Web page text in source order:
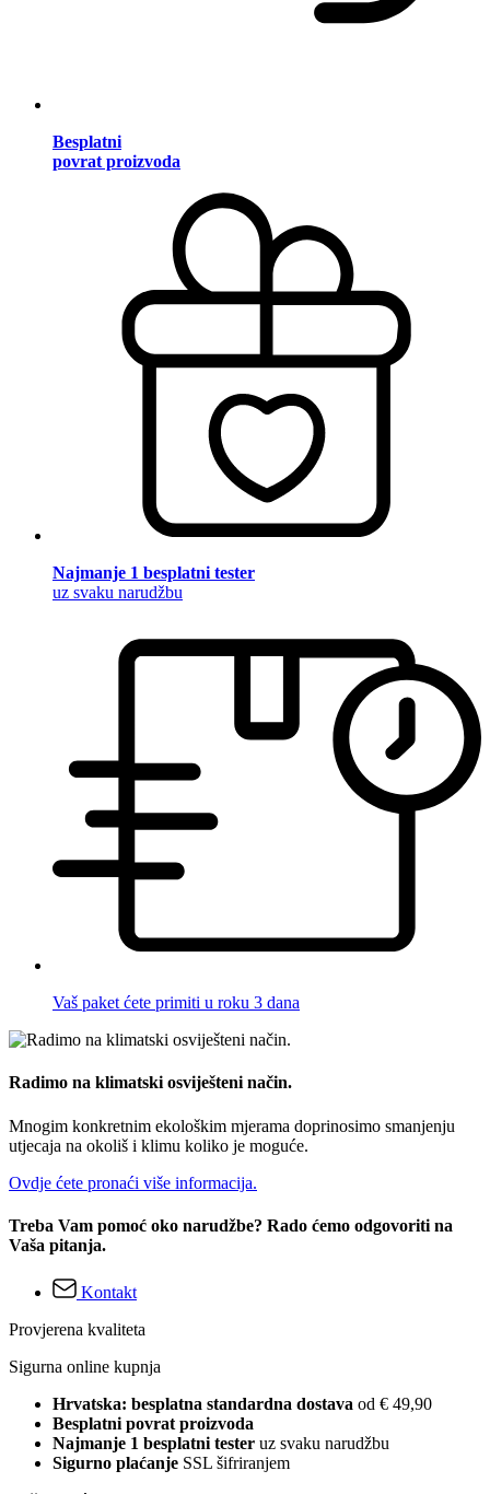
Besplatni
povrat proizvoda
Najmanje 1 besplatni tester
uz svaku narudžbu
Vaš paket ćete primiti u roku 3 dana
Radimo na klimatski osviješteni način.
Mnogim konkretnim ekološkim mjerama doprinosimo smanjenju
utjecaja na okoliš i klimu koliko je moguće.
Ovdje ćete pronaći više informacija.
Treba Vam pomoć oko narudžbe? Rado ćemo odgovoriti na
Vaša pitanja.
Kontakt
Provjerena kvaliteta
Sigurna online kupnja
Hrvatska: besplatna standardna dostava od € 49,90
Besplatni povrat proizvoda
Najmanje 1 besplatni tester uz svaku narudžbu
Sigurno plaćanje SSL šifriranjem